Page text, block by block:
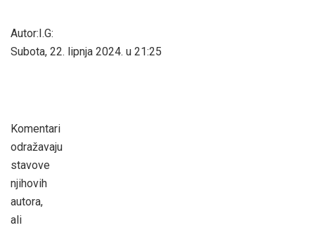
Autor:I.G:
Subota, 22. lipnja 2024. u 21:25
Komentari
odražavaju
stavove
njihovih
autora,
ali